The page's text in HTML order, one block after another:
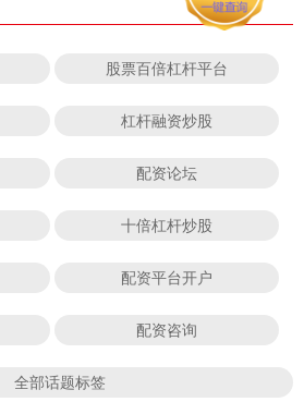
股票百倍杠杆平台
杠杆融资炒股
配资论坛
十倍杠杆炒股
配资平台开户
配资咨询
全部话题标签